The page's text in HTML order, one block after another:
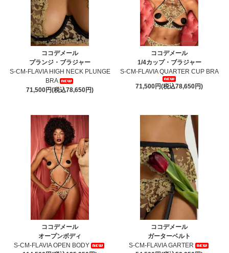
ココデメール
プランジ・ブラジャー
S-CM-FLAVIA HIGH NECK PLUNGE
BRA
71,500円(税込78,650円)
ココデメール
1/4カップ・ブラジャー
S-CM-FLAVIA QUARTER CUP BRA
71,500円(税込78,650円)
ココデメール
オープンボディ
S-CM-FLAVIA OPEN BODY
ココデメール
ガーターベルト
S-CM-FLAVIA GARTER